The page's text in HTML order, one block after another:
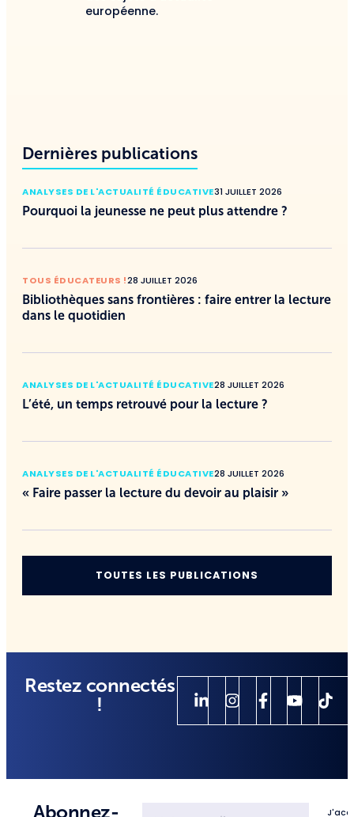
européenne.
Dernières publications
ANALYSES DE L'ACTUALITÉ ÉDUCATIVE31 JUILLET 2026
Pourquoi la jeunesse ne peut plus attendre ?
TOUS ÉDUCATEURS !28 JUILLET 2026
Bibliothèques sans frontières : faire entrer la lecture
dans le quotidien
ANALYSES DE L'ACTUALITÉ ÉDUCATIVE28 JUILLET 2026
L’été, un temps retrouvé pour la lecture ?
ANALYSES DE L'ACTUALITÉ ÉDUCATIVE28 JUILLET 2026
« Faire passer la lecture du devoir au plaisir »
TOUTES LES PUBLICATIONS
Restez connectés
!
Abonnez-